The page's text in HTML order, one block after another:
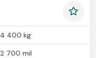
4 400 kg
2 700 mil